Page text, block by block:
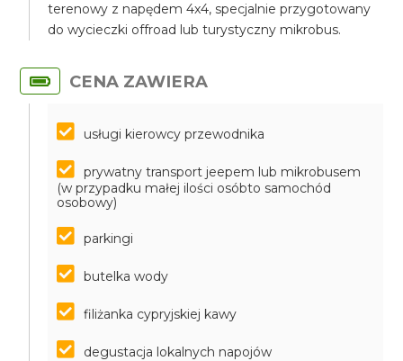
terenowy z napędem 4x4, specjalnie przygotowany
do wycieczki offroad lub turystyczny mikrobus.
CENA ZAWIERA
usługi kierowcy przewodnika
prywatny transport jeepem lub mikrobusem
(w przypadku małej ilości osóbto samochód
osobowy)
parkingi
butelka wody
filiżanka cypryjskiej kawy
degustacja lokalnych napojów